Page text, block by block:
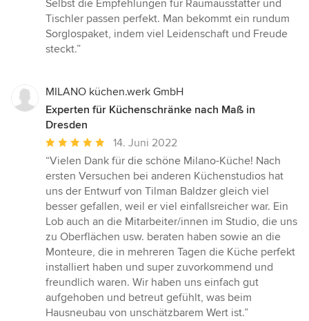
Selbst die Empfehlungen für Raumausstatter und
Tischler passen perfekt. Man bekommt ein rundum
Sorglospaket, indem viel Leidenschaft und Freude
steckt.”
MILANO küchen.werk GmbH
Experten für Küchenschränke nach Maß in
Dresden
Durchschnittliche
Bewertung:
5
von
5
Sternen
14. Juni 2022
“Vielen Dank für die schöne Milano-Küche! Nach
ersten Versuchen bei anderen Küchenstudios hat
uns der Entwurf von Tilman Baldzer gleich viel
besser gefallen, weil er viel einfallsreicher war. Ein
Lob auch an die Mitarbeiter/innen im Studio, die uns
zu Oberflächen usw. beraten haben sowie an die
Monteure, die in mehreren Tagen die Küche perfekt
installiert haben und super zuvorkommend und
freundlich waren. Wir haben uns einfach gut
aufgehoben und betreut gefühlt, was beim
Hausneubau von unschätzbarem Wert ist.”